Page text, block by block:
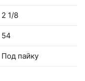
2 1/8
54
Под пайку